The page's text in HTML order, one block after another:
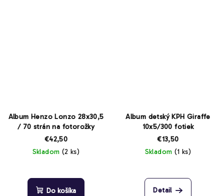
Album Henzo Lonzo 28x30,5
/ 70 strán na fotorožky
€42,50
Skladom (2 ks)
Do košíka
Album detský KPH Giraffe
10x5/300 fotiek
€13,50
Skladom (1 ks)
Detail